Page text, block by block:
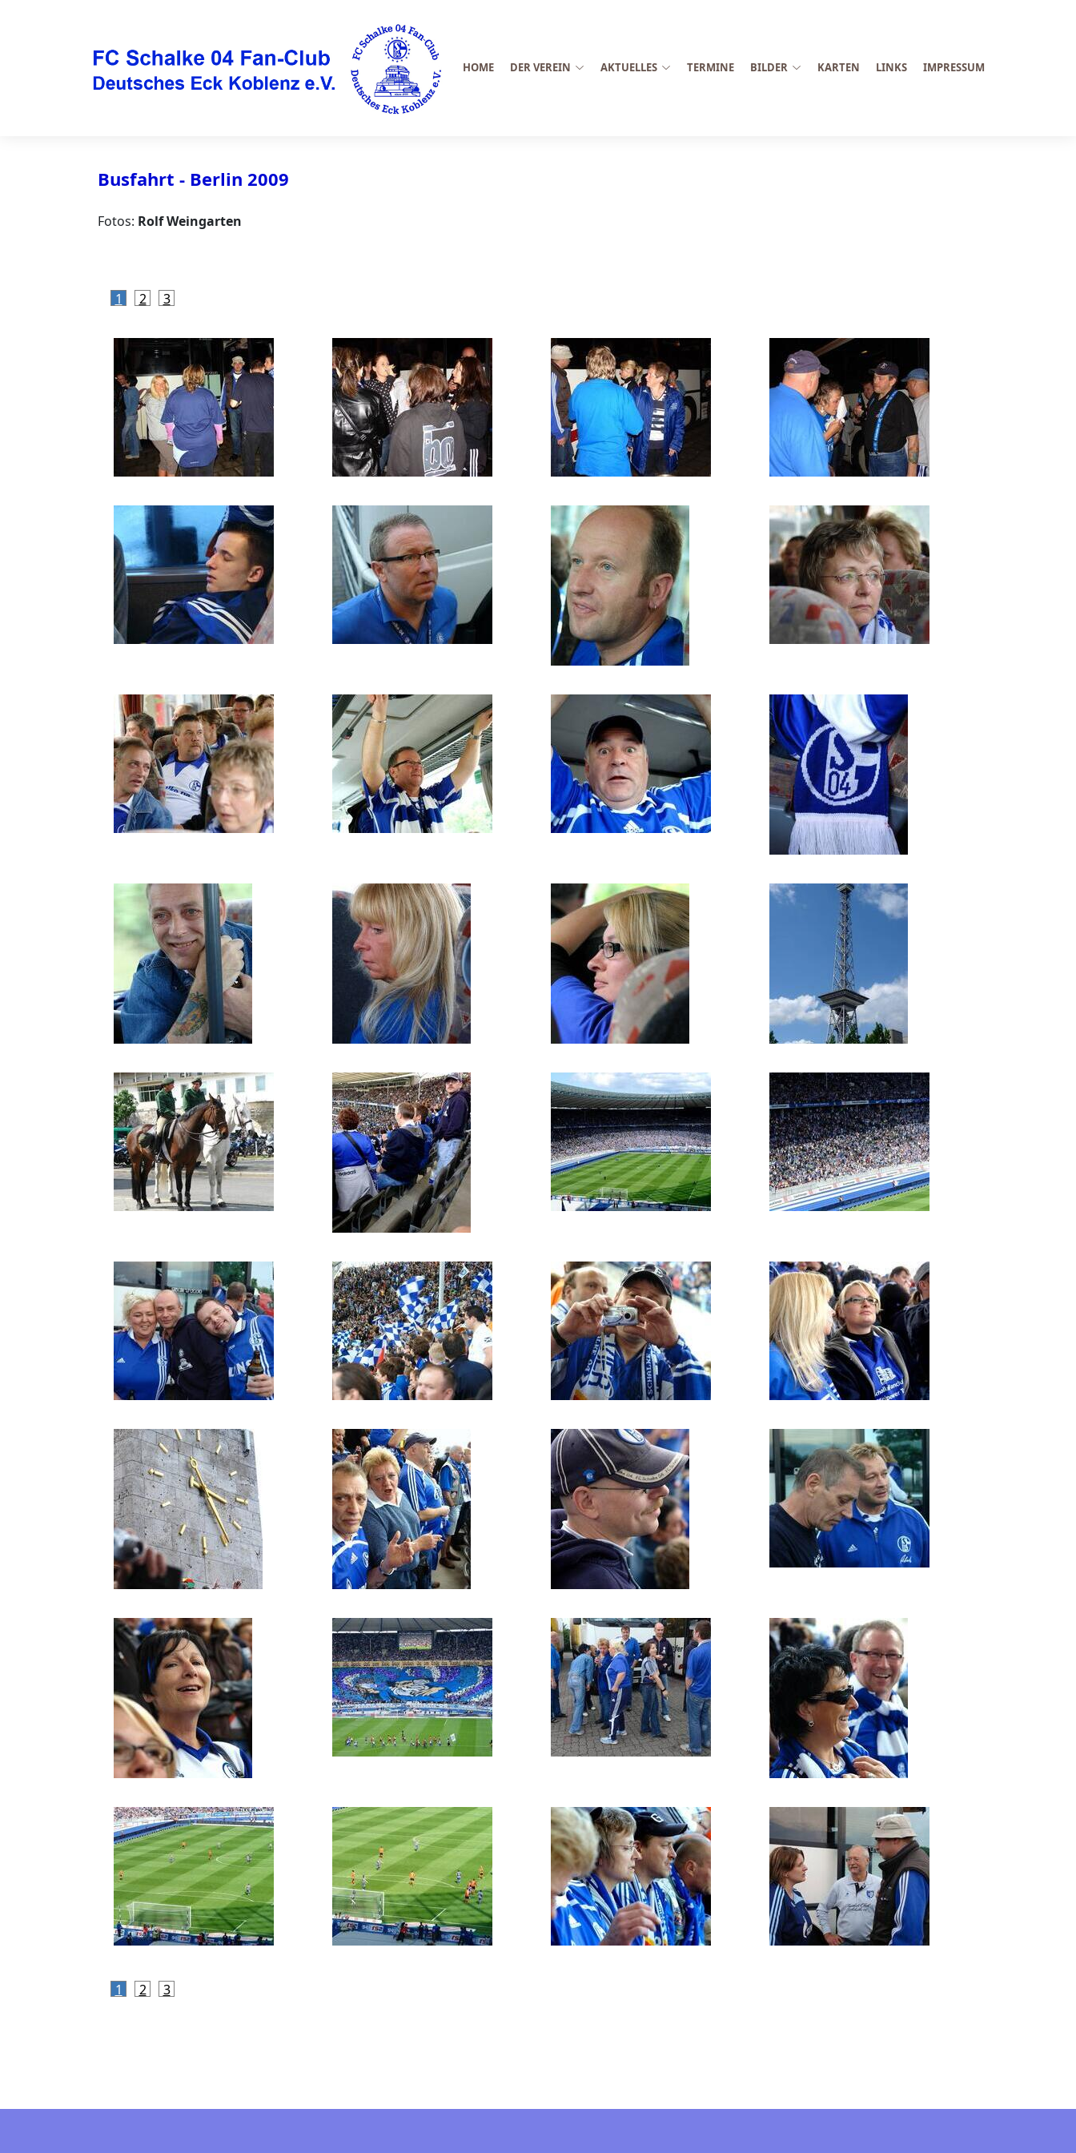
HOME DER VEREIN AKTUELLES TERMINE BILDER KARTEN LINKS IMPRESSUM
Busfahrt - Berlin 2009
Fotos: Rolf Weingarten
1 2 3
1 2 3